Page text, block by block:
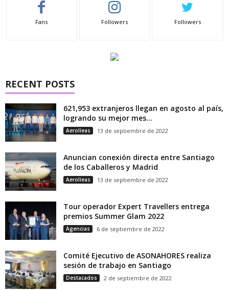
Fans Followers Followers
RECENT POSTS
621,953 extranjeros llegan en agosto al país,
logrando su mejor mes...
Aerolíeas 13 de septiembre de 2022
Anuncian conexión directa entre Santiago
de los Caballeros y Madrid
Aerolíeas 13 de septiembre de 2022
Tour operador Expert Travellers entrega
premios Summer Glam 2022
Agencias 6 de septiembre de 2022
Comité Ejecutivo de ASONAHORES realiza
sesión de trabajo en Santiago
Destacados 2 de septiembre de 2022